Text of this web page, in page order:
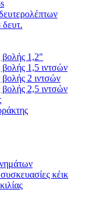
1,2″
1,5 ιντσών
2 ιντσών
2,5 ιντσών
κέικ